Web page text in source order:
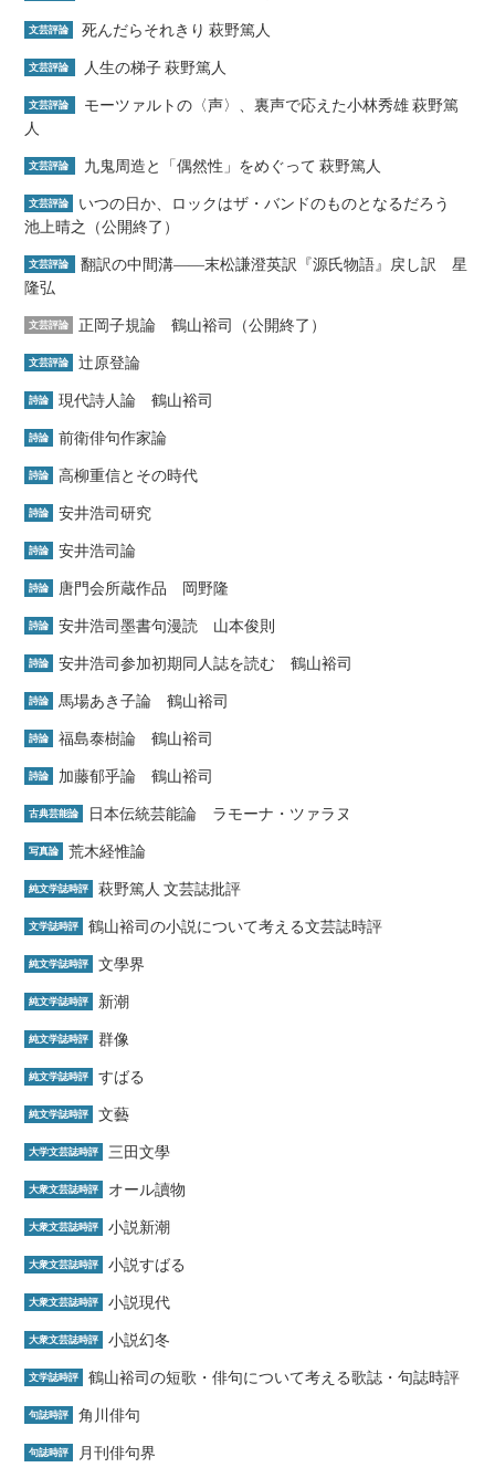
文芸評論 死んだらそれきり 萩野篤人
文芸評論 人生の梯子 萩野篤人
文芸評論
モーツァルトの〈声〉、裏声で応えた小林秀雄 萩野篤
人
文芸評論 九鬼周造と「偶然性」をめぐって 萩野篤人
文芸評論
いつの日か、ロックはザ・バンドのものとなるだろう
池上晴之（公開終了）
文芸評論
翻訳の中間溝――末松謙澄英訳『源氏物語』戻し訳 星
隆弘
文芸評論 正岡子規論 鶴山裕司（公開終了）
文芸評論 辻原登論
詩論 現代詩人論 鶴山裕司
詩論 前衛俳句作家論
詩論 高柳重信とその時代
詩論 安井浩司研究
詩論 安井浩司論
詩論 唐門会所蔵作品 岡野隆
詩論 安井浩司墨書句漫読 山本俊則
詩論 安井浩司参加初期同人誌を読む 鶴山裕司
詩論 馬場あき子論 鶴山裕司
詩論 福島泰樹論 鶴山裕司
詩論 加藤郁乎論 鶴山裕司
古典芸能論 日本伝統芸能論 ラモーナ・ツァラヌ
写真論 荒木経惟論
純文学誌時評 萩野篤人 文芸誌批評
文学誌時評 鶴山裕司の小説について考える文芸誌時評
純文学誌時評 文學界
純文学誌時評 新潮
純文学誌時評 群像
純文学誌時評 すばる
純文学誌時評 文藝
大学文芸誌時評 三田文學
大衆文芸誌時評 オール讀物
大衆文芸誌時評 小説新潮
大衆文芸誌時評 小説すばる
大衆文芸誌時評 小説現代
大衆文芸誌時評 小説幻冬
文学誌時評 鶴山裕司の短歌・俳句について考える歌誌・句誌時評
句誌時評 角川俳句
句誌時評 月刊俳句界